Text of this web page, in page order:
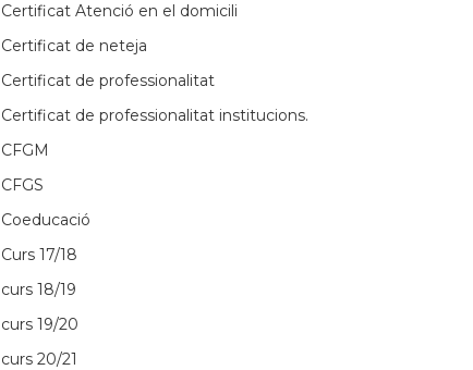
Certificat Atenció en el domicili
Certificat de neteja
Certificat de professionalitat
Certificat de professionalitat institucions.
CFGM
CFGS
Coeducació
Curs 17/18
curs 18/19
curs 19/20
curs 20/21